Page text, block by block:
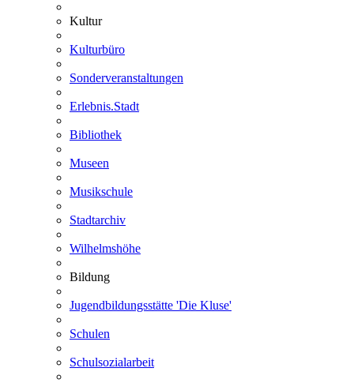
Kultur
Kulturbüro
Sonderveranstaltungen
Erlebnis.Stadt
Bibliothek
Museen
Musikschule
Stadtarchiv
Wilhelmshöhe
Bildung
Jugendbildungsstätte 'Die Kluse'
Schulen
Schulsozialarbeit